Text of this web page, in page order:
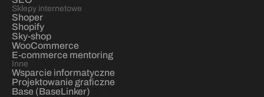
Sklepy internetowe
Shoper
Shopify
Sky-shop
WooCommerce
E-commerce mentoring
Inne
Wsparcie informatyczne
Projektowanie graficzne
Base (BaseLinker)